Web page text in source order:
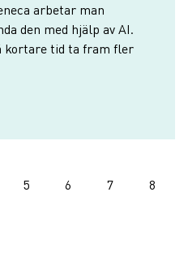
arbetar man
den med hjälp av AI.
kortare tid ta fram fler
Sida
5 Sida
6 Sida
7 Sida
8
sidan